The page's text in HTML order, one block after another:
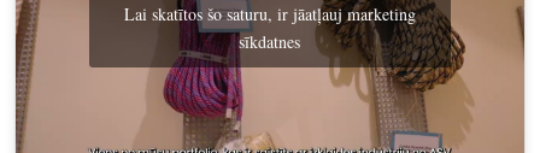
Lai skatītos šo saturu, ir jāatļauj marketing
sīkdatnes